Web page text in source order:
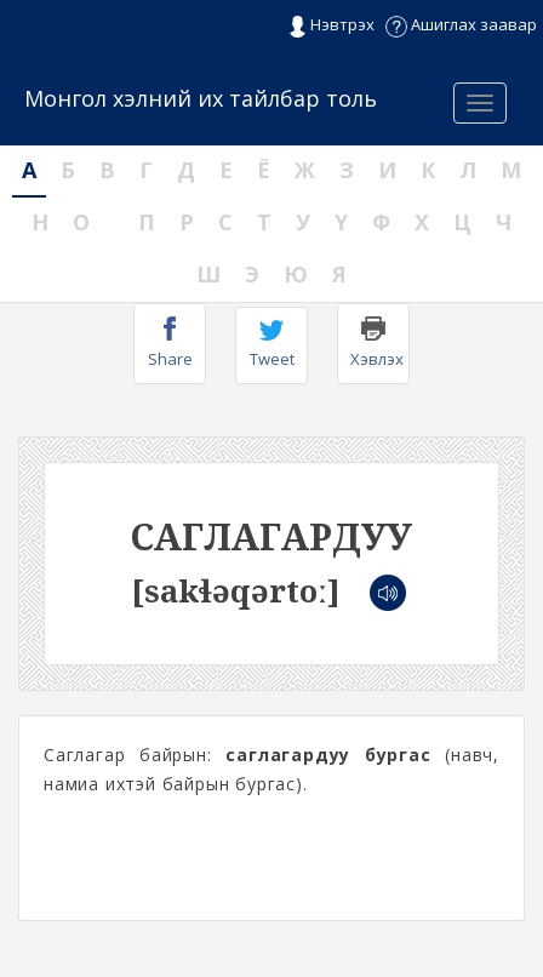
Нэвтрэх Ашиглах заавар
Menu
Монгол хэлний их тайлбар толь
А Б В Г Д Е Ё Ж З И К Л
М
Н
О П Р С Т У Ү Ф Х Ц
Ч
Ш
Э Ю Я
Share Tweet Хэвлэх
САГЛАГАРДУУ
[sakɬəqərtoː]
Саглагар байрын: саглагардуу бургас (навч,
намиа ихтэй байрын бургас).